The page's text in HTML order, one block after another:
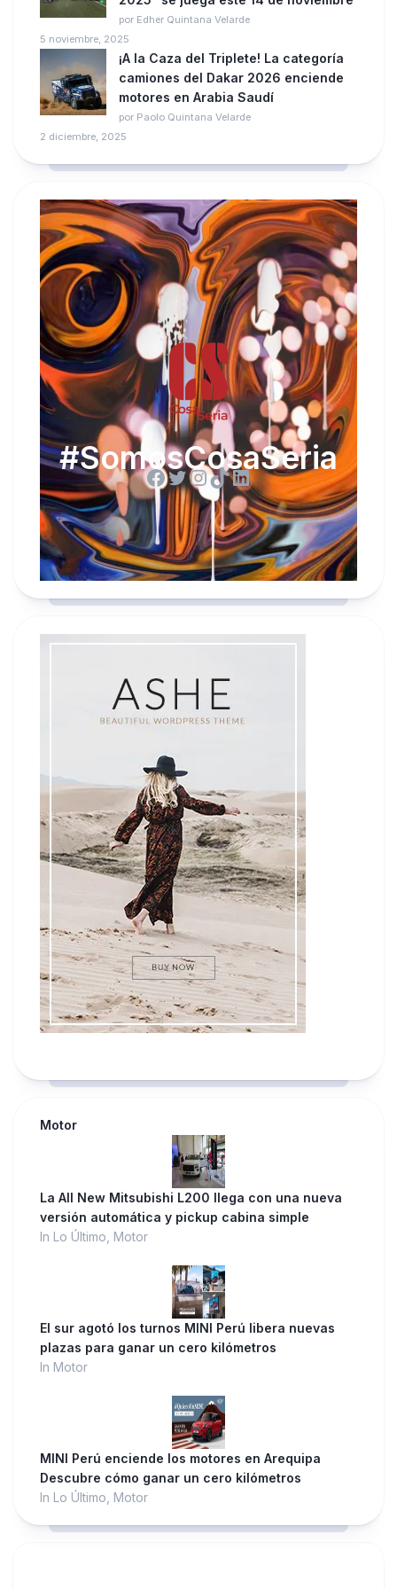
por Edher Quintana Velarde
5 noviembre, 2025
¡A la Caza del Triplete! La categoría
camiones del Dakar 2026 enciende
motores en Arabia Saudí
por Paolo Quintana Velarde
2 diciembre, 2025
#SomosCosaSeria
Facebook
Twitter
Instagram
TikTok
LinkedIn
Motor
La All New Mitsubishi L200 llega con una nueva
versión automática y pickup cabina simple
In Lo Último, Motor
El sur agotó los turnos MINI Perú libera nuevas
plazas para ganar un cero kilómetros
In Motor
MINI Perú enciende los motores en Arequipa
Descubre cómo ganar un cero kilómetros
In Lo Último, Motor